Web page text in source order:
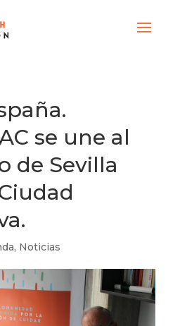
se une al
de Sevilla
, Noticias